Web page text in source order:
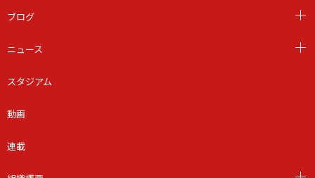
ブログ
ニュース
スタジアム
動画
連載